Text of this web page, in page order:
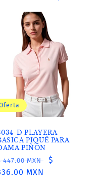
D PLAYERA
PIQUÉ PARA
PIÑON
447.00 MXN
Precio
$
MXN